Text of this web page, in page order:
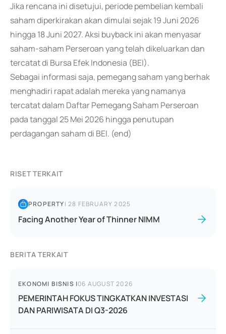
Jika rencana ini disetujui, periode pembelian kembali
saham diperkirakan akan dimulai sejak 19 Juni 2026
hingga 18 Juni 2027. Aksi buyback ini akan menyasar
saham-saham Perseroan yang telah dikeluarkan dan
tercatat di Bursa Efek Indonesia (BEI).
Sebagai informasi saja, pemegang saham yang berhak
menghadiri rapat adalah mereka yang namanya
tercatat dalam Daftar Pemegang Saham Perseroan
pada tanggal 25 Mei 2026 hingga penutupan
perdagangan saham di BEI. (end)
RISET TERKAIT
PROPERTY|28 FEBRUARY 2025
Facing Another Year of Thinner NIMM
BERITA TERKAIT
EKONOMI BISNIS |06 AUGUST 2026
PEMERINTAH FOKUS TINGKATKAN INVESTASI
DAN PARIWISATA DI Q3-2026